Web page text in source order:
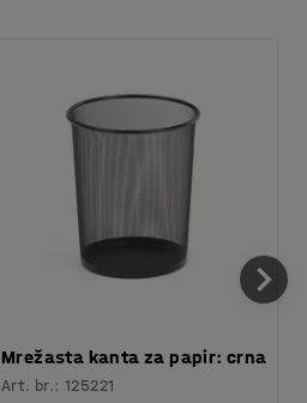
Mrežasta kanta za papir: crna
Art. br.:125221